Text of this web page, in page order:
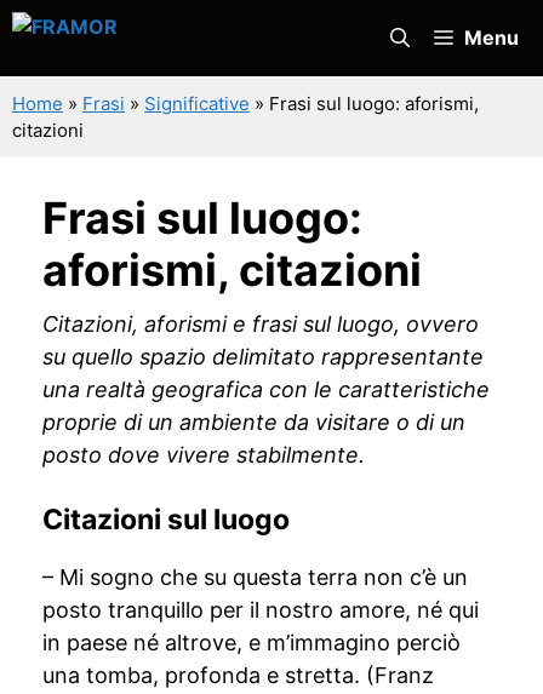
Vai
contenuto
Menu
Home » Frasi » Significative » Frasi sul luogo: aforismi,
citazioni
Frasi sul luogo:
aforismi, citazioni
Citazioni, aforismi e frasi sul luogo, ovvero
su quello spazio delimitato rappresentante
una realtà geografica con le caratteristiche
proprie di un ambiente da visitare o di un
posto dove vivere stabilmente.
Citazioni sul luogo
– Mi sogno che su questa terra non c’è un
posto tranquillo per il nostro amore, né qui
in paese né altrove, e m’immagino perciò
una tomba, profonda e stretta. (Franz